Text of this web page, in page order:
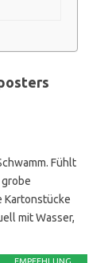
Fühlt
Kartonstücke
mit Wasser,